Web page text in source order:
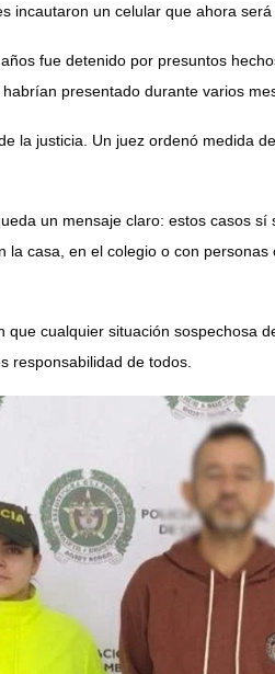
incautaron un celular que ahora será
fue detenido por presuntos
presentado durante varios
la justicia. Un juez ordenó medida
un mensaje claro: estos casos
la casa, en el colegio o con
que cualquier situación sospechosa
responsabilidad de todos.